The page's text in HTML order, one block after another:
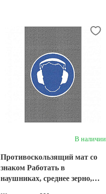
В наличии
Противоскользящий мат со
знаком Работать в
наушниках, среднее зерно,